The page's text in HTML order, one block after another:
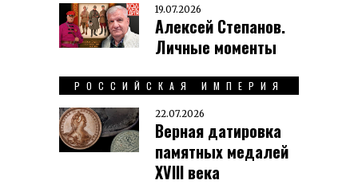
19.07.2026
Алексей Степанов.
Личные моменты
РОССИЙСКАЯ ИМПЕРИЯ
22.07.2026
Верная датировка
памятных медалей
XVIII века